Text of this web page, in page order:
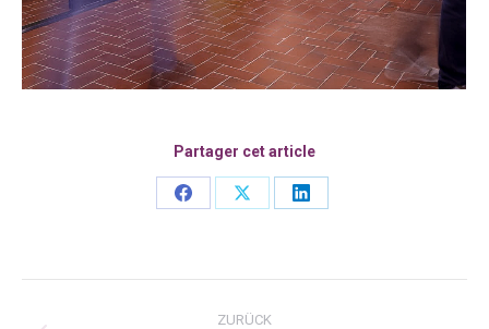
Partager cet article
Share
Share
Share
Kommentarnavigation
ZURÜCK